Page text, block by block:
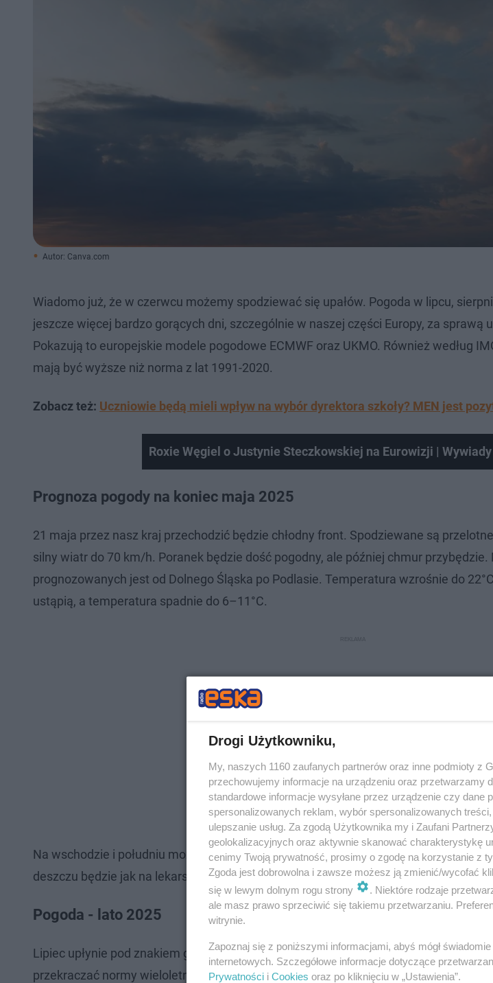
Autor: Canva.com
Wiadomo już, że w czerwcu możemy spodziewać się upałów. Pogoda w lipcu,
jeszcze więcej bardzo gorących dni, szczególnie w naszej części Europy, za sprawą
Pokazują to europejskie modele pogodowe ECMWF oraz UKMO. Również według
mają być wyższe niż norma z lat 1991-2020.
Zobacz też: Uczniowie będą mieli wpływ na wybór dyrektora szkoły? MEN jest
Roxie Węgiel o Justynie Steczkowskiej na Eurowizji | Wywiady
Prognoza pogody na koniec maja 2025
21 maja przez nasz kraj przechodzić będzie chłodny front. Spodziewane są
silny wiatr do 70 km/h. Poranek będzie dość pogodny, ale później chmur
prognozowanych jest od Dolnego Śląska po Podlasie. Temperatura wzrośnie do
ustąpią, a temperatura spadnie do 6–11°C.
Na wschodzie i południu może spaść nawet 80 mm deszczu, Możliwe są nawet
deszczu będzie jak na lekarstwo, a to w przyszłości może sprawić, że problem suszy
Pogoda - lato 2025
Lipiec upłynie pod znakiem gorącego, suchego powietrza. Wysokie ciśnienie
przekraczać normy wieloletnie.
Drogi Użytkowniku,
My, naszych 1160 zaufanych partnerów oraz inne podmioty z
przechowujemy informacje na urządzeniu oraz przetwarzamy
standardowe informacje wysyłane przez urządzenie czy dane
spersonalizowanych reklam, wybór spersonalizowanych
ulepszanie usług. Za zgodą Użytkownika my i Zaufani
geolokalizacyjnych oraz aktywnie skanować charakterystykę
cenimy Twoją prywatność, prosimy o zgodę na korzystanie z
Zgoda jest dobrowolna i zawsze możesz ją zmienić/wycofać
się w lewym dolnym rogu strony
. Niektóre rodzaje
ale masz prawo sprzeciwić się takiemu przetwarzaniu.
witrynie.
Zapoznaj się z poniższymi informacjami, abyś mógł
internetowych. Szczegółowe informacje dotyczące
Prywatności i Cookies oraz po kliknięciu w „Ustawienia”.